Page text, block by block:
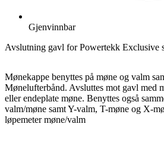
Gjenvinnbar
Avslutning gavl for Powertekk Exclusive
Mønekappe benyttes på møne og valm
Mønelufterbånd. Avsluttes mot gavl med
eller endeplate møne. Benyttes også
valm/møne samt Y-valm, T-møne og X-
løpemeter møne/valm